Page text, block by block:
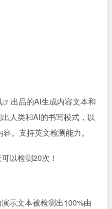
出品的AI生成内容文本和
人类和AI的书写模式，以
。支持英文检测能力。
以检测20次！
示文本被检测出100%由